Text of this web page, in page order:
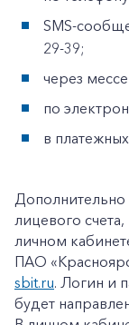
SMS-
29-39;
через
по
в
лицевого
личном
ПАО
sbit.ru. Логин и
будет